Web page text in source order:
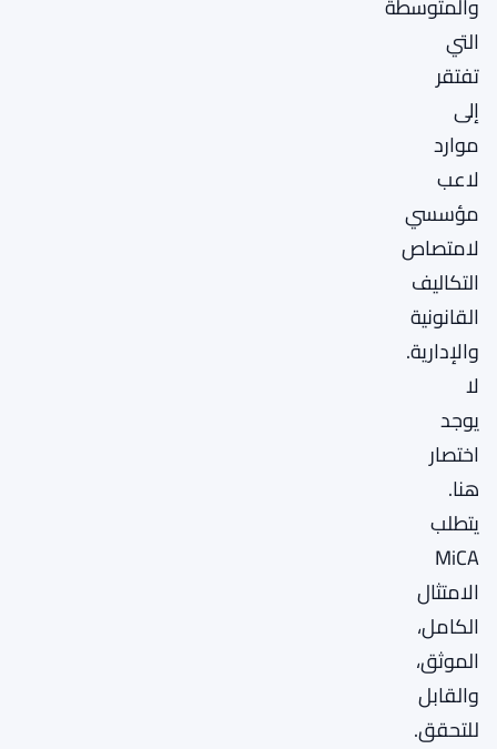
التي
تفتقر
إلى
موارد
لاعب
مؤسسي
لامتصاص
التكاليف
القانونية
والإدارية.
لا
يوجد
اختصار
هنا.
يتطلب
MiCA
الامتثال
الكامل،
الموثق،
والقابل
للتحقق.